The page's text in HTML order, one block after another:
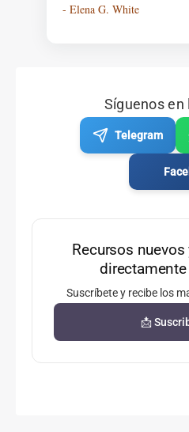
- Elena G. White
Síguenos en
Telegram
Recursos
Suscríbete y recibe los
📩